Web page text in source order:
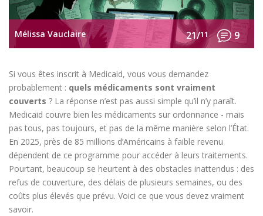
Mélissa Vauclaire 21/11 9
Si vous êtes inscrit à Medicaid, vous vous demandez
probablement : quels médicaments sont vraiment
couverts ? La réponse n’est pas aussi simple qu’il n’y paraît.
Medicaid couvre bien les médicaments sur ordonnance - mais
pas tous, pas toujours, et pas de la même manière selon l’État.
En 2025, près de 85 millions d’Américains à faible revenu
dépendent de ce programme pour accéder à leurs traitements.
Pourtant, beaucoup se heurtent à des obstacles inattendus : des
refus de couverture, des délais de plusieurs semaines, ou des
coûts plus élevés que prévu. Voici ce que vous devez vraiment
savoir.